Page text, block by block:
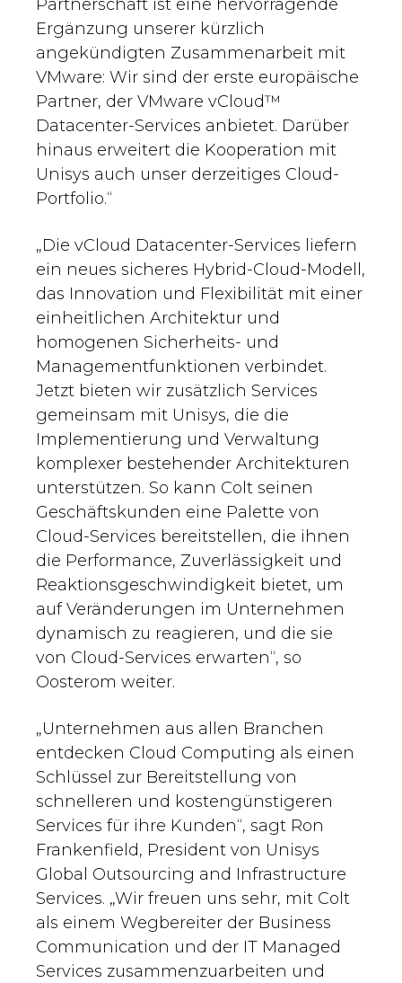
Partnerschaft ist eine hervorragende
Ergänzung unserer kürzlich
angekündigten Zusammenarbeit mit
VMware: Wir sind der erste europäische
Partner, der VMware vCloud™
Datacenter-Services anbietet. Darüber
hinaus erweitert die Kooperation mit
Unisys auch unser derzeitiges Cloud-
Portfolio.“
„Die vCloud Datacenter-Services liefern
ein neues sicheres Hybrid-Cloud-Modell,
das Innovation und Flexibilität mit einer
einheitlichen Architektur und
homogenen Sicherheits- und
Managementfunktionen verbindet.
Jetzt bieten wir zusätzlich Services
gemeinsam mit Unisys, die die
Implementierung und Verwaltung
komplexer bestehender Architekturen
unterstützen. So kann Colt seinen
Geschäftskunden eine Palette von
Cloud-Services bereitstellen, die ihnen
die Performance, Zuverlässigkeit und
Reaktionsgeschwindigkeit bietet, um
auf Veränderungen im Unternehmen
dynamisch zu reagieren, und die sie
von Cloud-Services erwarten“, so
Oosterom weiter.
„Unternehmen aus allen Branchen
entdecken Cloud Computing als einen
Schlüssel zur Bereitstellung von
schnelleren und kostengünstigeren
Services für ihre Kunden“, sagt Ron
Frankenfield, President von Unisys
Global Outsourcing and Infrastructure
Services. „Wir freuen uns sehr, mit Colt
als einem Wegbereiter der Business
Communication und der IT Managed
Services zusammenzuarbeiten und